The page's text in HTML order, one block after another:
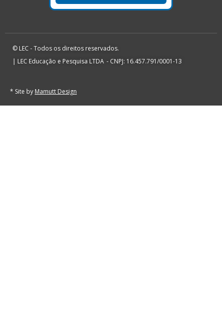
© LEC - Todos os direitos reservados.
| LEC Educação e Pesquisa LTDA - CNPJ: 16.457.791/0001-13
* Site by Mamutt Design